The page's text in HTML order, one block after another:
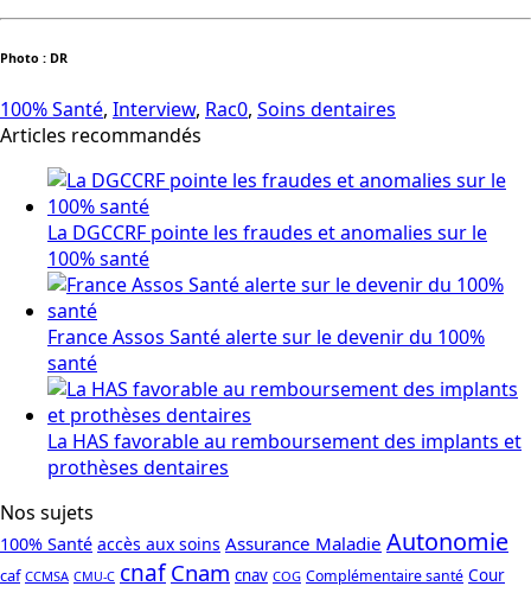
Photo : DR
100% Santé, Interview, Rac0, Soins dentaires
Articles recommandés
La DGCCRF pointe les fraudes et anomalies sur le
100% santé
France Assos Santé alerte sur le devenir du 100%
santé
La HAS favorable au remboursement des implants et
prothèses dentaires
Nos sujets
100% Santé accès aux soins Assurance Maladie Autonomie
caf CCMSA CMU-C cnaf Cnam cnav COG Complémentaire santé Cour